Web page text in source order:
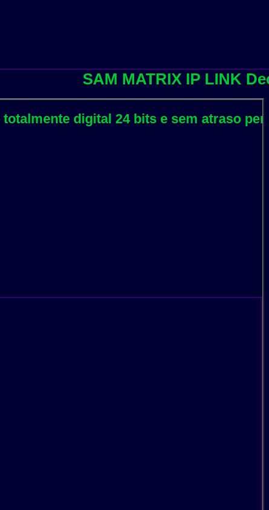
SAM MATRIX IP LINK
digital 24 bits e sem atraso